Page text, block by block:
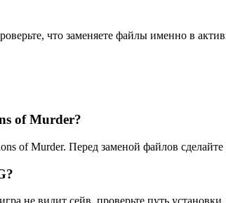
что заменяете файлы именно в
of Murder?
of Murder. Перед заменой файлов